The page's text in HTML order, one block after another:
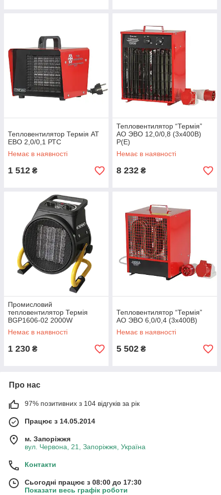
Тепловентилятор Термія АТ
ЕВО 2,0/0,1 РТС
Немає в наявності
1 512 ₴
Тепловентилятор “Термія”
АО ЭВО 12,0/0,8 (3х400В)
Р(Е)
Немає в наявності
8 232 ₴
Промисловий
тепловентилятор Термія
BGP1606-02 2000W
Немає в наявності
1 230 ₴
Тепловентилятор “Термія”
АО ЭВО 6,0/0,4 (3х400В)
Немає в наявності
5 502 ₴
Про нас
97% позитивних з 104 відгуків за рік
Працює з 14.05.2014
м. Запоріжжя
вул. Червона, 21, Запоріжжя, Україна
Контакти
Сьогодні працює з 08:00 до 17:30
Показати весь графік роботи